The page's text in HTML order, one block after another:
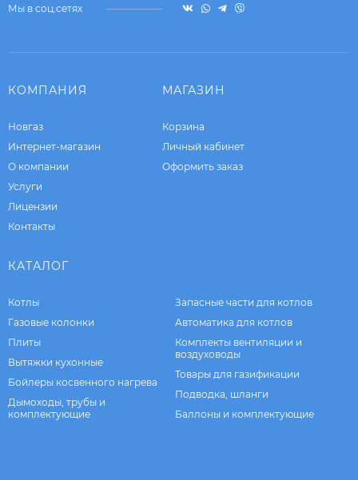
Мы в соц.сетях
КОМПАНИЯ
Новгаз
Интернет-магазин
О компании
Услуги
Лицензии
Контакты
МАГАЗИН
Корзина
Личный кабинет
Оформить заказ
КАТАЛОГ
Котлы
Газовые колонки
Плиты
Вытяжки кухонные
Бойлеры косвенного нагрева
Дымоходы, трубы и
комплектующие
Запасные части для котлов
Автоматика для котлов
Комплекты вентиляции и
воздуховоды
Товары для газификации
Подводка, шланги
Баллоны и комплектующие